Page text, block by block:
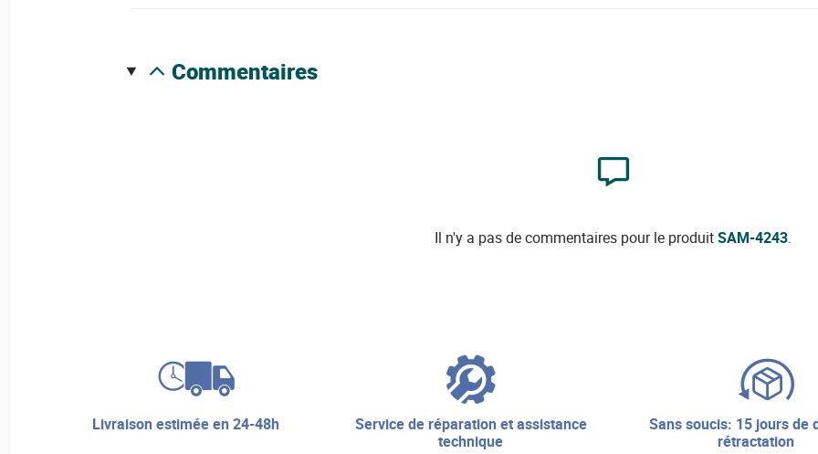
commentaires
Il n'y a pas de commentaires pour le produitSAM-4243.
livraison estimée en 24-48h
service de réparation et assistance
technique
sans soucis: 15 jours de droit de
rétractation